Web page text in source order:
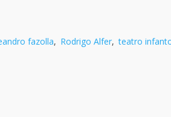
fazolla, Rodrigo Alfer, teatro